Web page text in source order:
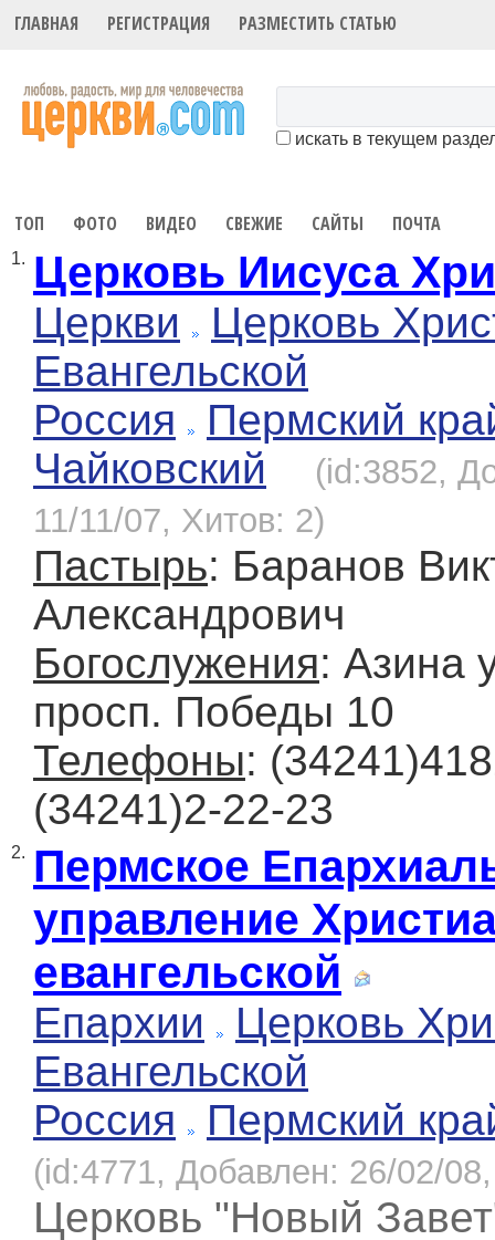
ГЛАВНАЯ РЕГИСТРАЦИЯ РАЗМЕСТИТЬ СТАТЬЮ
искать в текущем
ТОП ФОТО ВИДЕО СВЕЖИЕ САЙТЫ ПОЧТА
1. Церковь Иисуса
Церкви
Церковь
Евангельской
Россия
Пермский
Чайковский
(id:3852,
11/11/07, Хитов: 2)
Пастырь: Баранов
Александрович
Богослужения: Азина
просп. Победы 10
Телефоны:
(34241)2-22-23
2. Пермское
управление
евангельской
Епархии
Церковь
Евангельской
Россия
Пермский
(id:4771, Добавлен: 26/02/
Церковь "Новый